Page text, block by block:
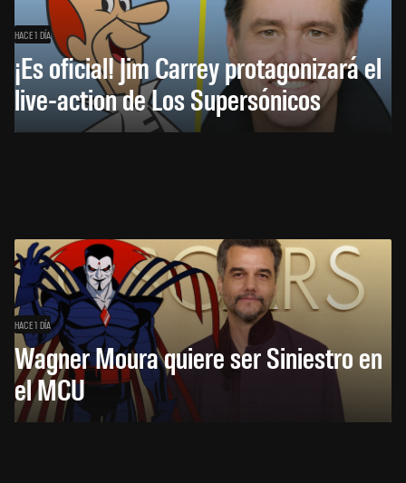
HACE 1 DÍA
¡Es oficial! Jim Carrey protagonizará el
live-action de Los Supersónicos
HACE 1 DÍA
Wagner Moura quiere ser Siniestro en
el MCU